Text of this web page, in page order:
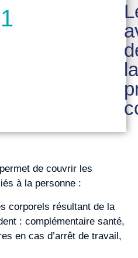
1
la
de couvrir les
à la personne :
corporels résultant de la
: complémentaire santé,
en cas d’arrêt de travail,